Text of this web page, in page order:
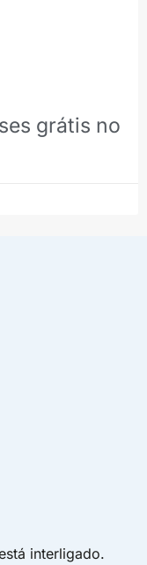
grátis no
interligado.